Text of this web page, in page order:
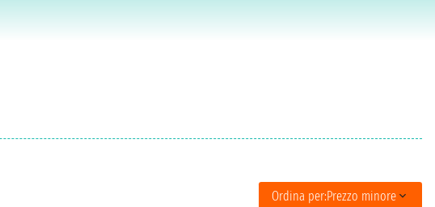
Ordina per:Prezzo minore